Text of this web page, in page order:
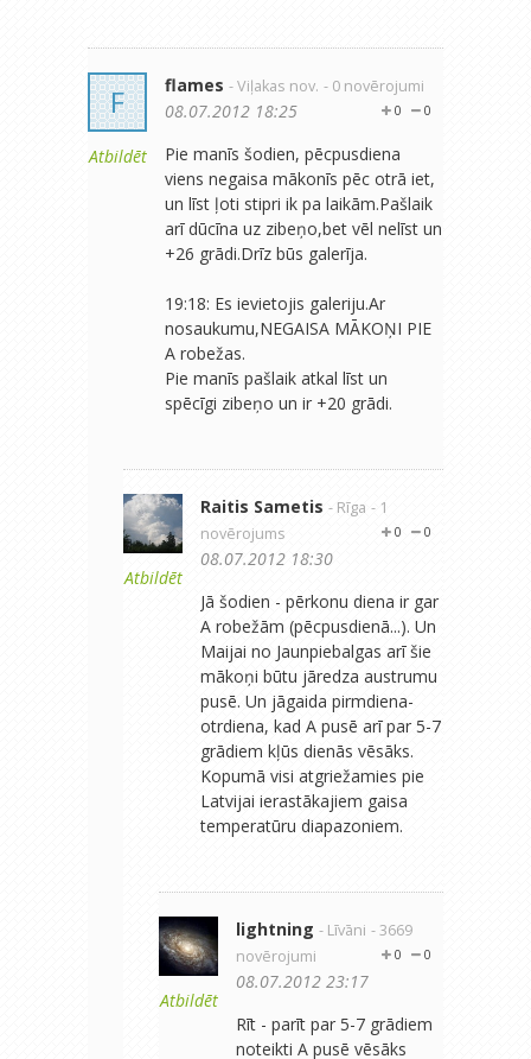
F
Atbildēt
flames - Viļakas nov. - 0 novērojumi
0
0
08.07.2012 18:25
Pie manīs šodien, pēcpusdiena
viens negaisa mākonīs pēc otrā iet,
un līst ļoti stipri ik pa laikām.Pašlaik
arī dūcīna uz zibeņo,bet vēl nelīst un
+26 grādi.Drīz būs galerīja.
19:18: Es ievietojis galeriju.Ar
nosaukumu,NEGAISA MĀKOŅI PIE
A robežas.
Pie manīs pašlaik atkal līst un
spēcīgi zibeņo un ir +20 grādi.
Atbildēt
Raitis Sametis - Rīga - 1
novērojums
0
0
08.07.2012 18:30
Jā šodien - pērkonu diena ir gar
A robežām (pēcpusdienā...). Un
Maijai no Jaunpiebalgas arī šie
mākoņi būtu jāredza austrumu
pusē. Un jāgaida pirmdiena-
otrdiena, kad A pusē arī par 5-7
grādiem kļūs dienās vēsāks.
Kopumā visi atgriežamies pie
Latvijai ierastākajiem gaisa
temperatūru diapazoniem.
Atbildēt
lightning - Līvāni - 3669
novērojumi
0
0
08.07.2012 23:17
Rīt - parīt par 5-7 grādiem
noteikti A pusē vēsāks